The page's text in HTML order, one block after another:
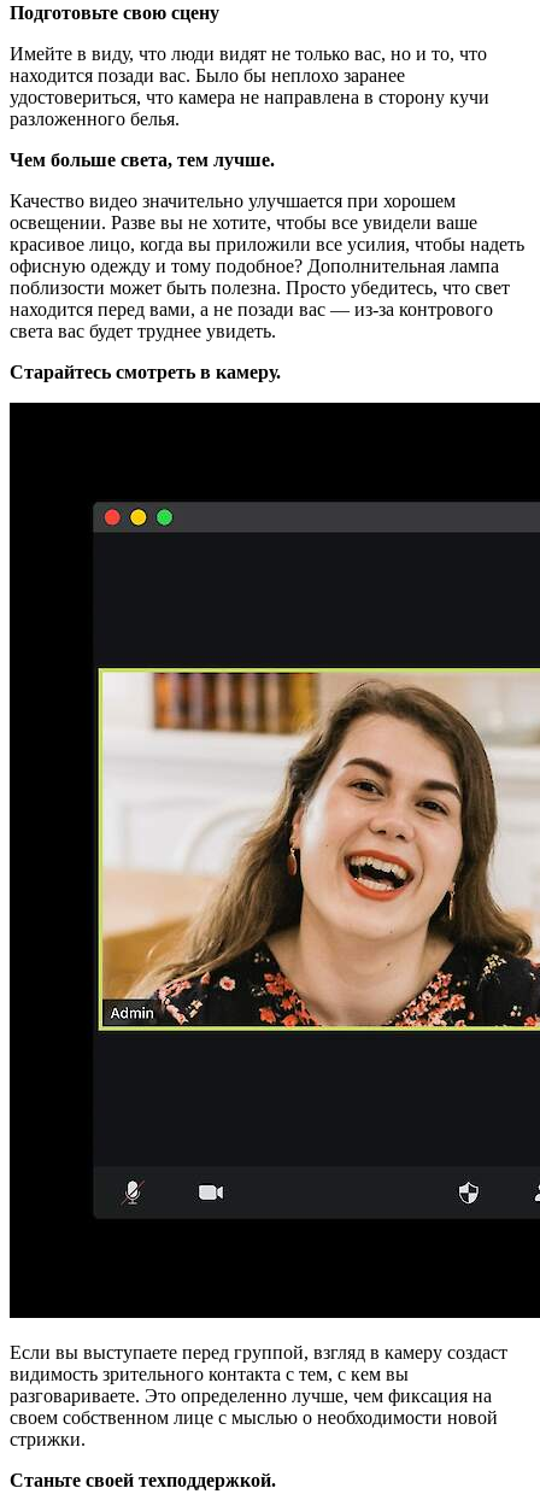
Подготовьте свою сцену
Имейте в виду, что люди видят не только вас, но и то, что
находится позади вас. Было бы неплохо заранее
удостовериться, что камера не направлена в сторону кучи
разложенного белья.
Чем больше света, тем лучше.
Качество видео значительно улучшается при хорошем
освещении. Разве вы не хотите, чтобы все увидели ваше
красивое лицо, когда вы приложили все усилия, чтобы надеть
офисную одежду и тому подобное? Дополнительная лампа
поблизости может быть полезна. Просто убедитесь, что свет
находится перед вами, а не позади вас — из-за контрового
света вас будет труднее увидеть.
Старайтесь смотреть в камеру.
Если вы выступаете перед группой, взгляд в камеру создаст
видимость зрительного контакта с тем, с кем вы
разговариваете. Это определенно лучше, чем фиксация на
своем собственном лице с мыслью о необходимости новой
стрижки.
Станьте своей техподдержкой.